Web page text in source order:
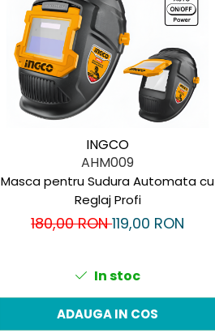
INGCO
AHM009
Masca pentru Sudura Automata cu
Reglaj Profi
180,00 RON119,00 RON
In stoc
ADAUGA IN COS